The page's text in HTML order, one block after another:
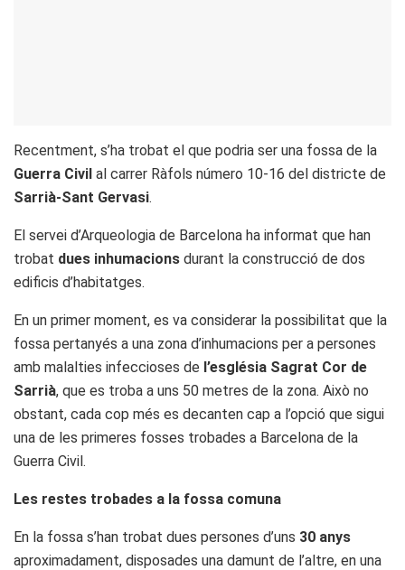
Recentment, s’ha trobat el que podria ser una fossa de la
Guerra Civil al carrer Ràfols número 10-16 del districte de
Sarrià-Sant Gervasi.
El servei d’Arqueologia de Barcelona ha informat que han
trobat dues inhumacions durant la construcció de dos
edificis d’habitatges.
En un primer moment, es va considerar la possibilitat que la
fossa pertanyés a una zona d’inhumacions per a persones
amb malalties infeccioses de l’església Sagrat Cor de
Sarrià, que es troba a uns 50 metres de la zona. Això no
obstant, cada cop més es decanten cap a l’opció que sigui
una de les primeres fosses trobades a Barcelona de la
Guerra Civil.
Les restes trobades a la fossa comuna
En la fossa s’han trobat dues persones d’uns 30 anys
aproximadament, disposades una damunt de l’altre, en una